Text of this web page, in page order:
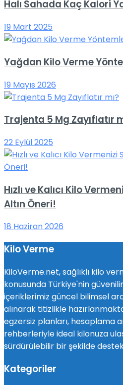
Halı Sahada Kaç Kalori
19 Mart 2025
Yağdan Kilo Verme
19 Mayıs 2026
Trajenta 5 Mg Zayıflatır
22 Eylül 2025
Hızlı ve Kalıcı Kilo
Altın Öneri!
18 Haziran 2026
Kilo Verme
KiloVerme.net, sağlıklı kilo
konusunda Türkiye'nin
içeriklerimiz güncel bilimsel
alınarak titizlikle
egzersiz planları, hesaplama
rehberleriyle ideal kilonuza
sürdürülebilir bir şekilde
Kategoriler